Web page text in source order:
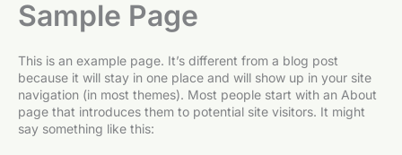
Sample Page
This is an example page. It’s different from a blog post
because it will stay in one place and will show up in your site
navigation (in most themes). Most people start with an About
page that introduces them to potential site visitors. It might
say something like this: